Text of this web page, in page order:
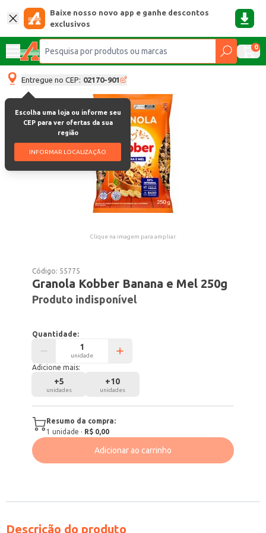
Baixe nosso novo app e ganhe descontos
exclusivos
0
Entregue no CEP: 02170-901
Escolha uma loja ou informe seu
CEP para ver ofertas da sua
região
INFORMAR LOCALIZAÇÃO
Clique na imagem para ampliar.
Código: 55775
Granola Kobber Banana e Mel 250g
Produto indisponível
Quantidade:
unidade
Adicione mais:
+5
unidades
+10
unidades
Resumo da compra:
1 unidade · R$ 0,00
Adicionar ao carrinho
Descrição do produto